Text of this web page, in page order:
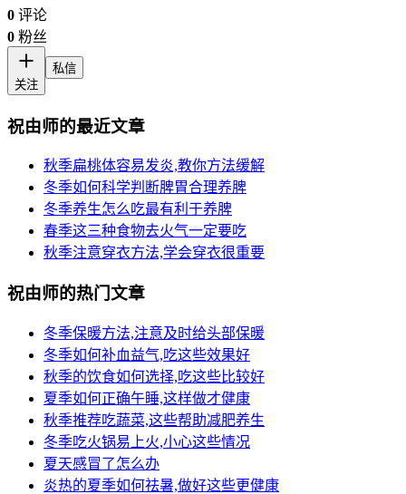
0 评论
0 粉丝
关注
私信
祝由师的最近文章
秋季扁桃体容易发炎,教你方法缓解
冬季如何科学判断脾胃合理养脾
冬季养生怎么吃最有利于养脾
春季这三种食物去火气一定要吃
秋季注意穿衣方法,学会穿衣很重要
祝由师的热门文章
冬季保暖方法,注意及时给头部保暖
冬季如何补血益气,吃这些效果好
秋季的饮食如何选择,吃这些比较好
夏季如何正确午睡,这样做才健康
秋季推荐吃蔬菜,这些帮助减肥养生
冬季吃火锅易上火,小心这些情况
夏天感冒了怎么办
炎热的夏季如何祛暑,做好这些更健康